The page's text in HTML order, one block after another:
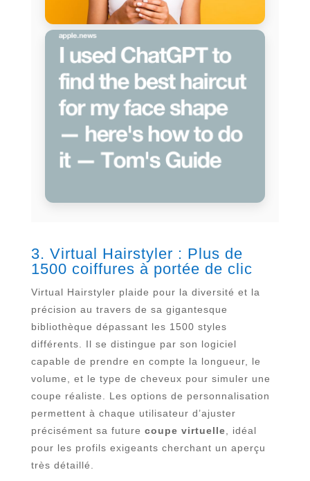
3. Virtual Hairstyler : Plus de
1500 coiffures à portée de clic
Virtual Hairstyler plaide pour la diversité et la
précision au travers de sa gigantesque
bibliothèque dépassant les 1500 styles
différents. Il se distingue par son logiciel
capable de prendre en compte la longueur, le
volume, et le type de cheveux pour simuler une
coupe réaliste. Les options de personnalisation
permettent à chaque utilisateur d’ajuster
précisément sa future coupe virtuelle, idéal
pour les profils exigeants cherchant un aperçu
très détaillé.